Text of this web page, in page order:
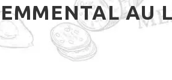
EMMENTAL AU